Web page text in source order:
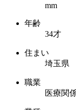
mm
年齢
34才
住まい
埼玉県
職業
医療関